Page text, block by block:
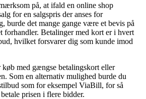
på, at ifald en online shop
for en salgspris der anses for
burde det mange gange være et bevis på
forhandler. Betalinger med kort er i hvert
hvilket forsvarer dig som kunde imod
med gængse betalingskort eller
Som en alternativ mulighed burde du
som for eksempel ViaBill, for så
prisen i flere bidder.